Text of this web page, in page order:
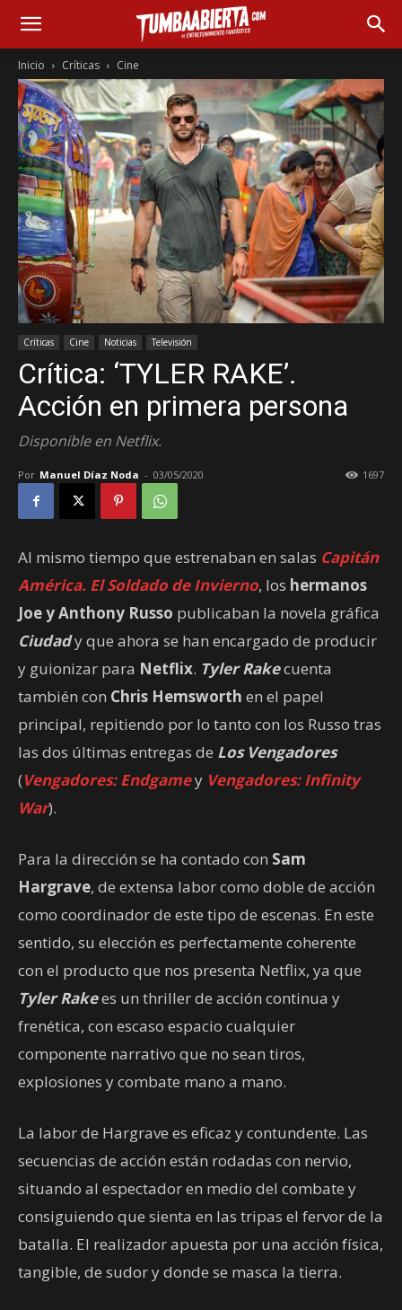
Inicio Críticas Cine
Críticas Cine Noticias Televisión
Crítica: ‘TYLER RAKE’.
Acción en primera persona
Disponible en Netflix.
Por Manuel Díaz Noda - 03/05/2020 1697
Al mismo tiempo que estrenaban en salas Capitán
América. El Soldado de Invierno, los hermanos
Joe y Anthony Russo publicaban la novela gráfica
Ciudady que ahora se han encargado de producir
y guionizar para Netflix. Tyler Rakecuenta
también con Chris Hemsworth en el papel
principal, repitiendo por lo tanto con los Russo tras
las dos últimas entregas de Los Vengadores
(Vengadores: Endgamey Vengadores: Infinity
War).
Para la dirección se ha contado con Sam
Hargrave, de extensa labor como doble de acción
como coordinador de este tipo de escenas. En este
sentido, su elección es perfectamente coherente
con el producto que nos presenta Netflix, ya que
Tyler Rakees un thriller de acción continua y
frenética, con escaso espacio cualquier
componente narrativo que no sean tiros,
explosiones y combate mano a mano.
La labor de Hargrave es eficaz y contundente. Las
secuencias de acción están rodadas con nervio,
situando al espectador en medio del combate y
consiguiendo que sienta en las tripas el fervor de la
batalla. El realizador apuesta por una acción física,
tangible, de sudor y donde se masca la tierra.